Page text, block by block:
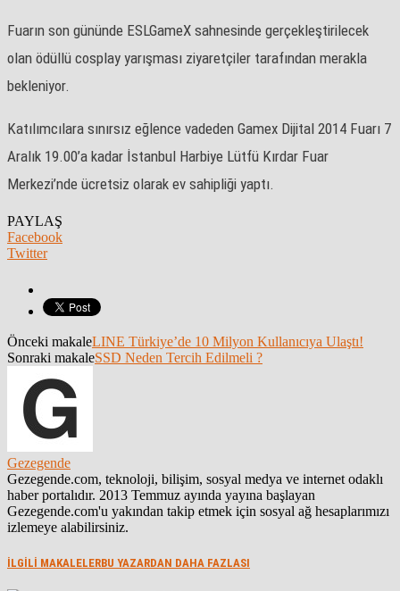
Fuarın son gününde ESLGameX sahnesinde gerçekleştirilecek
olan ödüllü cosplay yarışması ziyaretçiler tarafından merakla
bekleniyor.
Katılımcılara sınırsız eğlence vadeden Gamex Dijital 2014 Fuarı 7
Aralık 19.00’a kadar İstanbul Harbiye Lütfü Kırdar Fuar
Merkezi’nde ücretsiz olarak ev sahipliği yaptı.
PAYLAŞ
Facebook
Twitter
Önceki makaleLINE Türkiye’de 10 Milyon Kullanıcıya Ulaştı!
Sonraki makaleSSD Neden Tercih Edilmeli ?
Gezegende
Gezegende.com, teknoloji, bilişim, sosyal medya ve internet odaklı
haber portalıdır. 2013 Temmuz ayında yayına başlayan
Gezegende.com'u yakından takip etmek için sosyal ağ hesaplarımızı
izlemeye alabilirsiniz.
İLGİLİ MAKALELERBU YAZARDAN DAHA FAZLASI